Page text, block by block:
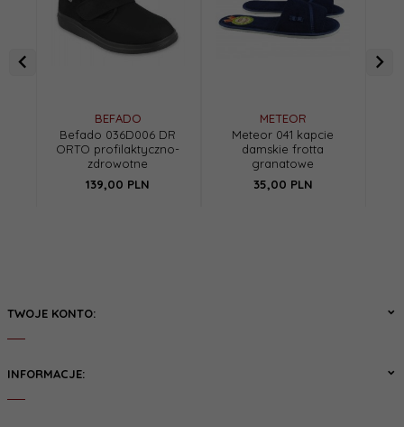
BEFADO
Befado 036D006 DR
ORTO profilaktyczno-
zdrowotne
139,00 PLN
METEOR
Meteor 041 kapcie
damskie frotta
granatowe
35,00 PLN
TWOJE KONTO:
INFORMACJE: